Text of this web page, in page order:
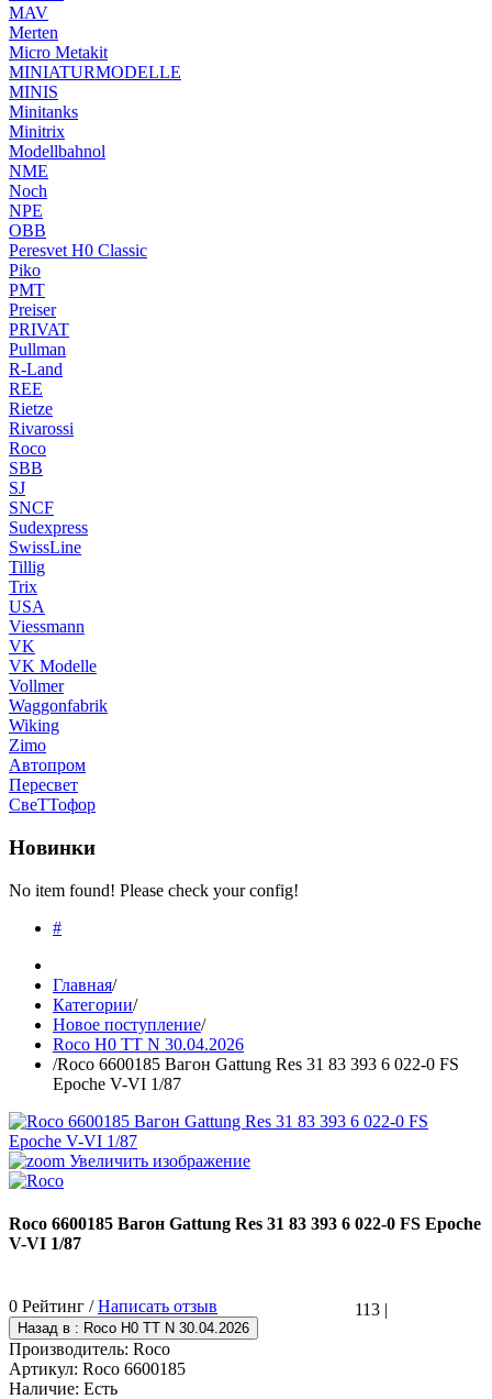
MAV
Merten
Micro Metakit
MINIATURMODELLE
MINIS
Minitanks
Minitrix
Modellbahnol
NME
Noch
NPE
OBB
Peresvet H0 Classic
Piko
PMT
Preiser
PRIVAT
Pullman
R-Land
REE
Rietze
Rivarossi
Roco
SBB
SJ
SNCF
Sudexpress
SwissLine
Tillig
Trix
USA
Viessmann
VK
VK Modelle
Vollmer
Waggonfabrik
Wiking
Zimo
Автопром
Пересвет
СвеТТофор
Новинки
No item found! Please check your config!
#
Главная/
Категории/
Новое поступление/
Roco H0 TT N 30.04.2026
/Roco 6600185 Вагон Gattung Res 31 83 393 6 022-0 FS
Epoche V-VI 1/87
Увеличить изображение
Roco 6600185 Вагон Gattung Res 31 83 393 6 022-0 FS Epoche
V-VI 1/87
113 |
0 Рейтинг /Написать отзыв
Производитель: Roco
Артикул: Roco 6600185
Наличие: Есть